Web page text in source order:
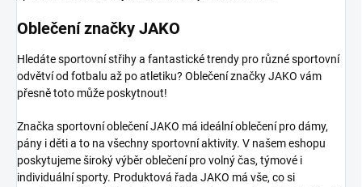
Oblečení značky JAKO
Hledáte sportovní střihy a fantastické trendy pro různé sportovní
odvětví od fotbalu až po atletiku? Oblečení značky JAKO vám
přesně toto může poskytnout!
Značka sportovní oblečení JAKO má ideální oblečení pro dámy,
pány i děti a to na všechny sportovní aktivity. V našem eshopu
poskytujeme široký výběr oblečení pro volný čas, týmové i
individuální sporty. Produktová řada JAKO má vše, co si